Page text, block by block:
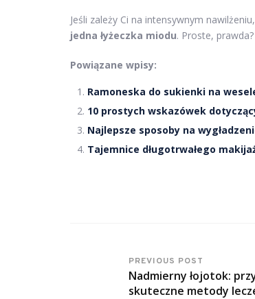
Jeśli zależy Ci na intensywnym
jedna łyżeczka miodu. Proste, prawda?
Powiązane wpisy:
Ramoneska do sukienki na
10 prostych wskazówek
Najlepsze sposoby na
Tajemnice długotrwałego
PREVIOUS POST
Nadmierny łojotok:
skuteczne metody